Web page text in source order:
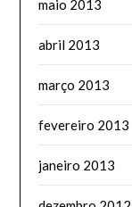
maio 2013
abril 2013
março 2013
fevereiro 2013
janeiro 2013